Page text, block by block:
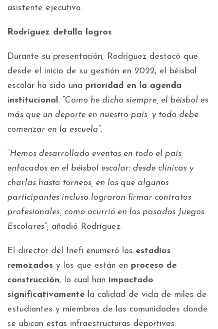
asistente ejecutivo.
Rodríguez detalla logros
Durante su presentación, Rodríguez destacó que
desde el inicio de su gestión en 2022, el béisbol
escolar ha sido una prioridad en la agenda
institucional. “Como he dicho siempre, el béisbol es
más que un deporte en nuestro país, y todo debe
comenzar en la escuela”.
“Hemos desarrollado eventos en todo el país
enfocados en el béisbol escolar: desde clínicas y
charlas hasta torneos, en los que algunos
participantes incluso lograron firmar contratos
profesionales, como ocurrió en los pasados Juegos
Escolares”, añadió Rodríguez.
El director del Inefi enumeró los estadios
remozados y los que están en proceso de
construcción, lo cual han impactado
significativamente la calidad de vida de miles de
estudiantes y miembros de las comunidades donde
se ubican estas infraestructuras deportivas.